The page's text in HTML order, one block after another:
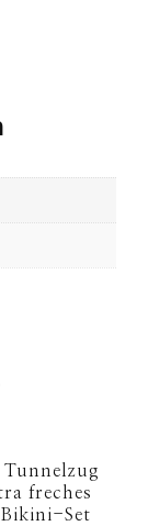
freches
Set